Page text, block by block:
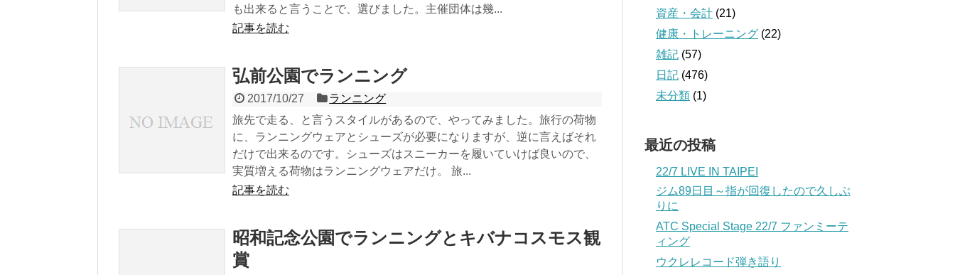
も出来ると言うことで、選びました。主催団体は幾...
記事を読む
弘前公園でランニング
2017/10/27
ランニング
旅先で走る、と言うスタイルがあるので、やってみました。旅行の荷物
に、ランニングウェアとシューズが必要になりますが、逆に言えばそれ
だけで出来るのです。シューズはスニーカーを履いていけば良いので、
実質増える荷物はランニングウェアだけ。 旅...
記事を読む
昭和記念公園でランニングとキバナコスモス観
賞
資産・会計 (21)
健康・トレーニング (22)
雑記 (57)
日記 (476)
未分類 (1)
最近の投稿
22/7 LIVE IN TAIPEI
ジム89日目～指が回復したので久しぶ
りに
ATC Special Stage 22/7 ファンミーテ
ィング
ウクレレコード弾き語り